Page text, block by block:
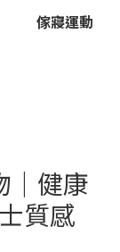
傢寢運動
｜健康
質感